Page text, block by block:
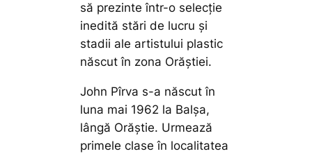
să prezinte într-o selecţie
inedită stări de lucru şi
stadii ale artistului plastic
născut în zona Orăștiei.
John Pîrva s-a născut în
luna mai 1962 la Balşa,
lângă Orăștie. Urmează
primele clase în localitatea